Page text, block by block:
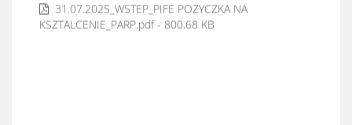
31.07.2025_WSTEP_PIFE POZYCZKA NA
KSZTALCENIE_PARP.pdf - 800.68 KB